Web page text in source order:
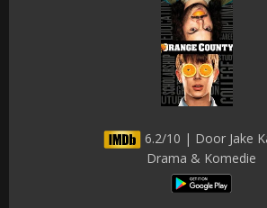
6.2/10 | Door Jake
Drama & Komedie